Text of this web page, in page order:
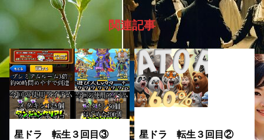
関連記事
星ドラ 転生３回目③
星ドラ 転生３回目②